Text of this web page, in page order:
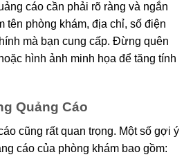
cáo cần phải rõ ràng và ngắn
tên phòng khám, địa chỉ, số điện
mà bạn cung cấp. Đừng quên
hình ảnh minh họa để tăng tính
Quảng Cáo
cũng rất quan trọng. Một số gợi ý
cáo của phòng khám bao gồm: